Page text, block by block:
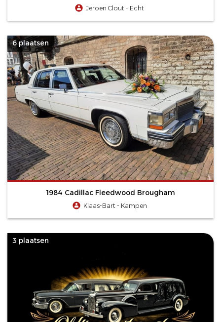
Jeroen Clout - Echt
6 plaatsen
1984 Cadillac Fleedwood Brougham
Klaas-Bart - Kampen
3 plaatsen